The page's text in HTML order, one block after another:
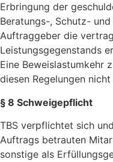
Erbringung der
Beratungs-, Schutz-
Auftraggeber die
Leistungsgegenstands
Eine Beweislastumkehr
diesen Regelungen
§ 8 Schweigepflicht
TBS verpflichtet sich
Auftrags betrauten
sonstige als